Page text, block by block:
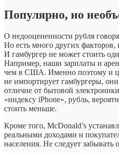
Популярно, но
О недооцененности рубля
Но есть много других
И гамбургер не может стоить
Например, наши зарплаты и
чем в США. Именно поэтому и
не импортирует гамбургеры,
отличие от бытовой
«индексу iPhone», рубль,
стоить меньше.
Кроме того, McDonald’s
реальными доходами и
населения. Не следует забывать